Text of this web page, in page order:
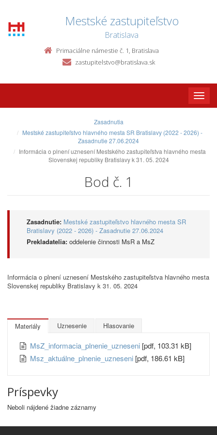
Mestské zastupiteľstvo
Bratislava
Primaciálne námestie č. 1, Bratislava
zastupitelstvo@bratislava.sk
Toggle
Zasadnutia
Mestské zastupiteľstvo hlavného mesta SR Bratislavy (2022 - 2026) -
Zasadnutie 27.06.2024
Informácia o plnení uznesení Mestského zastupiteľstva hlavného mesta
Slovenskej republiky Bratislavy k 31. 05. 2024
Bod č. 1
Zasadnutie: Mestské zastupiteľstvo hlavného mesta SR
Bratislavy (2022 - 2026) - Zasadnutie 27.06.2024
Prekladatelia: oddelenie činnosti MsR a MsZ
Informácia o plnení uznesení Mestského zastupiteľstva hlavného mesta
Slovenskej republiky Bratislavy k 31. 05. 2024
Materiály Uznesenie Hlasovanie
MsZ_informacia_plnenie_uzneseni [pdf, 103.31 kB]
Msz_aktuálne_plnenie_uzneseni [pdf, 186.61 kB]
Príspevky
Neboli nájdené žiadne záznamy